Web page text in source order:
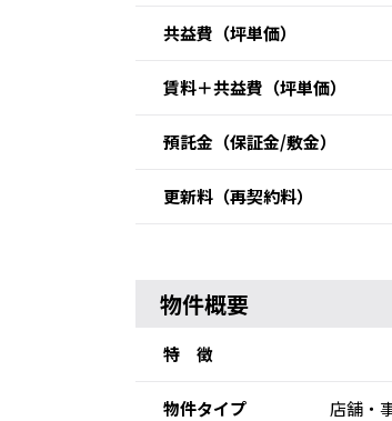
共益費 （坪単価）
賃料＋共益費 （坪単価）
預託金 （保証金/敷金）
更新料 （再契約料）
物件概要
特 徴
物件タイプ 店舗・